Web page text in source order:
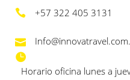
+57 322 405 3131
Horario oficina lunes a